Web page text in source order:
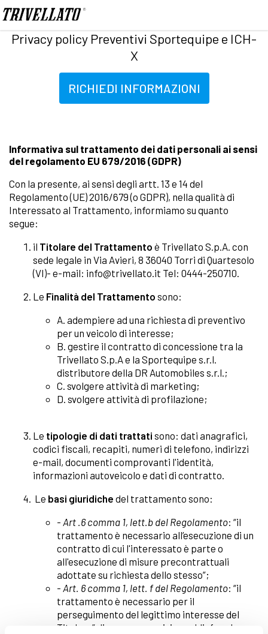
Home Promozioni
Privacy policy Preventivi Sportequipe e ICH-
X
RICHIEDI INFORMAZIONI
Informativa sul trattamento dei dati personali ai sensi
del regolamento EU 679/2016 (GDPR)
Con la presente, ai sensi degli artt. 13 e 14 del
Regolamento (UE) 2016/679 (o GDPR), nella qualità di
Interessato al Trattamento, informiamo su quanto
segue:
il Titolare del Trattamento è Trivellato S.p.A. con
sede legale in Via Avieri, 8 36040 Torri di Quartesolo
(VI)- e-mail: info@trivellato.it Tel: 0444-250710.
Le Finalità del Trattamento sono:
A. adempiere ad una richiesta di preventivo
per un veicolo di interesse;
B. gestire il contratto di concessione tra la
Trivellato S.p.A e la Sportequipe s.r.l.
distributore della DR Automobiles s.r.l.;
C. svolgere attività di marketing;
D. svolgere attività di profilazione;
Le tipologie di dati trattati sono: dati anagrafici,
codici fiscali, recapiti, numeri di telefono, indirizzi
e-mail, documenti comprovanti l'identità,
informazioni autoveicolo e dati di contratto.
Le basi giuridiche del trattamento sono:
- Art .6 comma 1, lett.b del Regolamento: “il
trattamento è necessario all’esecuzione di un
contratto di cui l'interessato è parte o
all'esecuzione di misure precontrattuali
adottate su richiesta dello stesso”;
- Art. 6 comma 1, lett. f del Regolamento: “il
trattamento è necessario per il
perseguimento del legittimo interesse del
Titolare” di erogare servizi e soddisfare le